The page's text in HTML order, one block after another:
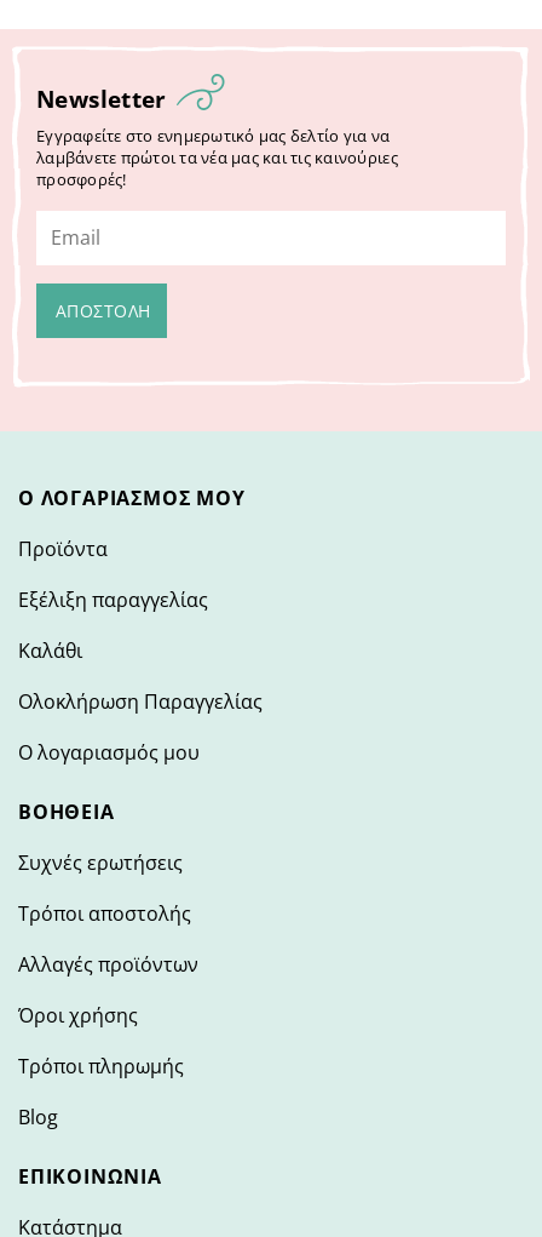
Newsletter
Εγγραφείτε στο ενημερωτικό μας δελτίο για να
λαμβάνετε πρώτοι τα νέα μας και τις καινούριες
προσφορές!
Ο ΛΟΓΑΡΙΑΣΜΌΣ ΜΟΥ
Προϊόντα
Εξέλιξη παραγγελίας
Καλάθι
Ολοκλήρωση Παραγγελίας
Ο λογαριασμός μου
ΒΟΉΘΕΙΑ
Συχνές ερωτήσεις
Τρόποι αποστολής
Αλλαγές προϊόντων
Όροι χρήσης
Τρόποι πληρωμής
Blog
ΕΠΙΚΟΙΝΩΝΊΑ
Κατάστημα